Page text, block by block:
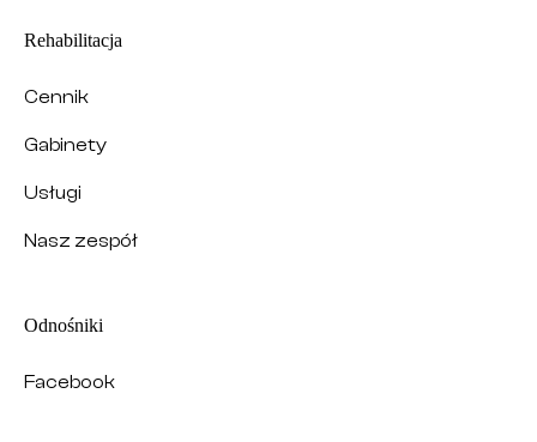
Rehabilitacja
Cennik
Gabinety
Usługi
Nasz zespół
Odnośniki
Facebook